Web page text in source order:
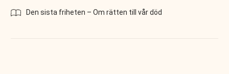
Den sista friheten – Om rätten till vår död